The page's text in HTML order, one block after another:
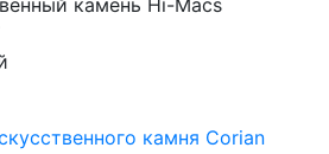
камень Hi-Macs